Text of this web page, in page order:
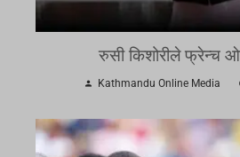
रुसी किशोरीले फ्रेन्च
Kathmandu Online Media